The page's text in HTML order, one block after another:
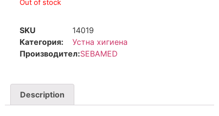
Out of stock
SKU
14019
Категория:
Устна хигиена
Производител:SEBAMED
Description